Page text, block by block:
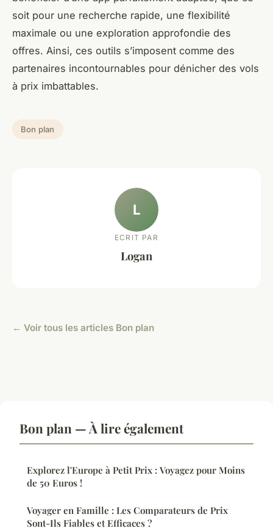
soit pour une recherche rapide, une flexibilité
maximale ou une exploration approfondie des
offres. Ainsi, ces outils s’imposent comme des
partenaires incontournables pour dénicher des vols
à prix imbattables.
Bon plan
L
ECRIT PAR
Logan
← Voir tous les articles Bon plan
Bon plan — À lire également
Explorez l'Europe à Petit Prix : Voyagez pour Moins
de 50 Euros !
Voyager en Famille : Les Comparateurs de Prix
Sont-Ils Fiables et Efficaces ?